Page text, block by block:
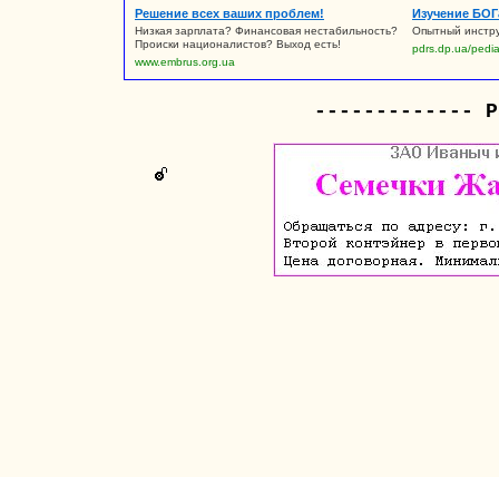
Решение всех ваших проблем!
Низкая зарплата? Финансовая нестабильность?
Происки националистов? Выход есть!
www.embrus.org.ua
Изучение
Опытный
pdrs.dp.ua/pedia
-------------